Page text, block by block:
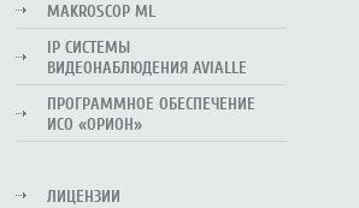
MAKROSCOP ML
IP СИСТЕМЫ
ВИДЕОНАБЛЮДЕНИЯ AVIALLE
ПРОГРАММНОЕ ОБЕСПЕЧЕНИЕ
ИСО «ОРИОН»
ЛИЦЕНЗИИ